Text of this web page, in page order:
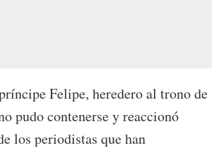
Felipe, heredero al trono de
pudo contenerse y reaccionó
los periodistas que han